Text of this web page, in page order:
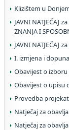
Klizištem u
JAVNI NATJEČAJ
ZNANJA I
JAVNI NATJEČAJ
I. izmjena i
Obavijest o
Obavijest o upisu
Provedba
Natječaj za
Natječaj za